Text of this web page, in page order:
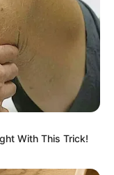
ประจำ
เด็ด
ดูเพิ่มเติม
With This Trick!